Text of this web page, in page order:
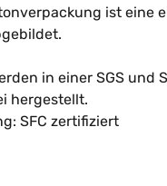
ist eine
in einer SGS und
hergestellt.
SFC zertifiziert